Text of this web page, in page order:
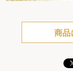
商品